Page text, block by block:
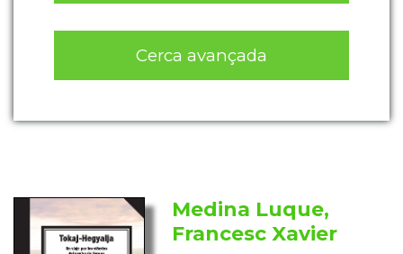
Cerca avançada
Medina Luque,
Francesc Xavier